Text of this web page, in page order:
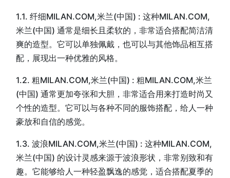
1.1. 纤细MILAN.COM,米兰(中国) : 这种MILAN.COM,
米兰(中国) 通常是细长且柔软的，非常适合搭配简洁清
爽的造型。它可以单独佩戴，也可以与其他饰品相互搭
配，展现出一种优雅的风格。
1.2. 粗MILAN.COM,米兰(中国) : 粗MILAN.COM,米兰
(中国) 通常更加夸张和大胆，非常适合用来打造时尚又
个性的造型。它可以与各种不同的服饰搭配，给人一种
豪放和自信的感觉。
1.3. 波浪MILAN.COM,米兰(中国) : 这种MILAN.COM,
米兰(中国) 的设计灵感来源于波浪形状，非常别致和有
趣。它能够给人一种轻盈飘逸的感觉，适合搭配夏季的